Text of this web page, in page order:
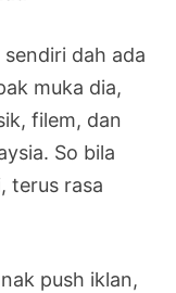
dah ada
muka dia,
filem, dan
So bila
terus rasa
push iklan,